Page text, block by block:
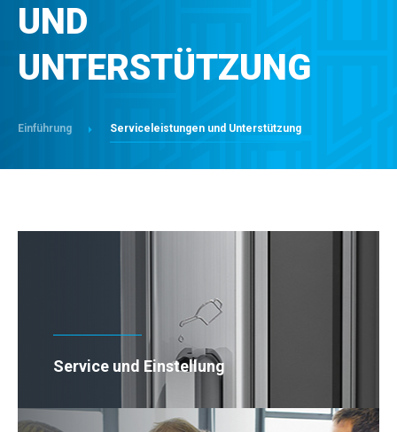
UND
UNTERSTÜTZUNG
Einführung Serviceleistungen und Unterstützung
Service und Einstellung